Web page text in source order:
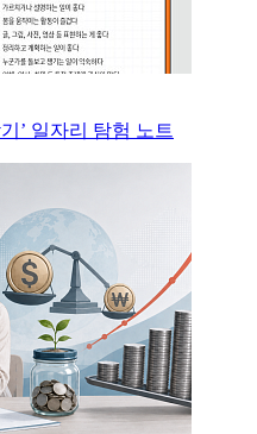
’ 일자리 탐험 노트